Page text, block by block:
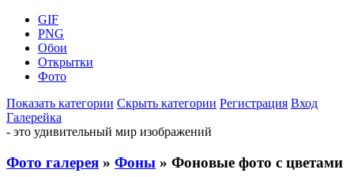
GIF
PNG
Обои
Открытки
Фото
Показать категории Скрыть категории Регистрация Вход
Галерейка
- это удивительный мир изображений
Фото галерея » Фоны » Фоновые фото с цветами